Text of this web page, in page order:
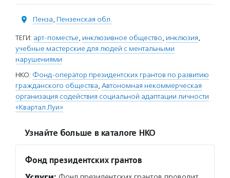
Пенза, Пензенская обл.
ТЕГИ: арт-поместье, инклюзивное общество, инклюзия,
учебные мастерские для людей с ментальными
нарушениями
НКО: Фонд-оператор президентских грантов по развитию
гражданского общества, Автономная некоммерческая
организация содействия социальной адаптации личности
«Квартал Луи»
Узнайте больше в каталоге НКО
Фонд президентских грантов